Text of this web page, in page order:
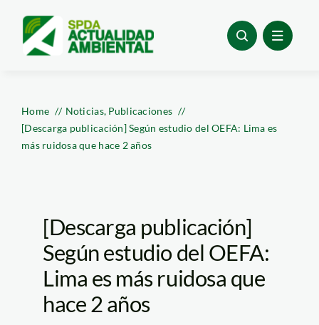
content
Home Noticias Publicaciones
[Descarga publicación] Según estudio del OEFA: Lima es
más ruidosa que hace 2 años
[Descarga publicación]
Según estudio del OEFA:
Lima es más ruidosa que
hace 2 años